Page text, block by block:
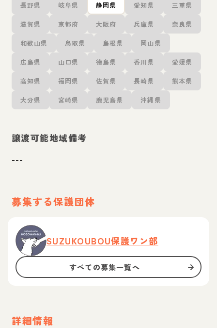
長野県 岐阜県 静岡県 愛知県 三重県
滋賀県 京都府 大阪府 兵庫県 奈良県
和歌山県 鳥取県 島根県 岡山県
広島県 山口県 徳島県 香川県 愛媛県
高知県 福岡県 佐賀県 長崎県 熊本県
大分県 宮崎県 鹿児島県 沖縄県
譲渡可能地域備考
---
募集する保護団体
SUZUKOUBOU保護ワン部
すべての募集一覧へ
詳細情報